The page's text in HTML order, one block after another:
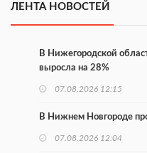
ЛЕНТА НОВОСТЕЙ
В Нижегородской
выросла на 28%
07.08.2026 12:15
В Нижнем Новгороде
07.08.2026 12:04